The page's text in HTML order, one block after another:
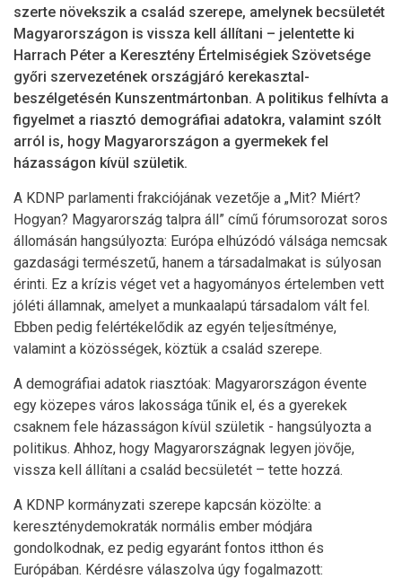
szerte növekszik a család szerepe, amelynek becsületét
Magyarországon is vissza kell állítani – jelentette ki
Harrach Péter a Keresztény Értelmiségiek Szövetsége
győri szervezetének országjáró kerekasztal-
beszélgetésén Kunszentmártonban. A politikus felhívta a
figyelmet a riasztó demográfiai adatokra, valamint szólt
arról is, hogy Magyarországon a gyermekek fel
házasságon kívül születik.
A KDNP parlamenti frakciójának vezetője a „Mit? Miért?
Hogyan? Magyarország talpra áll” című fórumsorozat soros
állomásán hangsúlyozta: Európa elhúzódó válsága nemcsak
gazdasági természetű, hanem a társadalmakat is súlyosan
érinti. Ez a krízis véget vet a hagyományos értelemben vett
jóléti államnak, amelyet a munkaalapú társadalom vált fel.
Ebben pedig felértékelődik az egyén teljesítménye,
valamint a közösségek, köztük a család szerepe.
A demográfiai adatok riasztóak: Magyarországon évente
egy közepes város lakossága tűnik el, és a gyerekek
csaknem fele házasságon kívül születik - hangsúlyozta a
politikus. Ahhoz, hogy Magyarországnak legyen jövője,
vissza kell állítani a család becsületét – tette hozzá.
A KDNP kormányzati szerepe kapcsán közölte: a
kereszténydemokraták normális ember módjára
gondolkodnak, ez pedig egyaránt fontos itthon és
Európában. Kérdésre válaszolva úgy fogalmazott: